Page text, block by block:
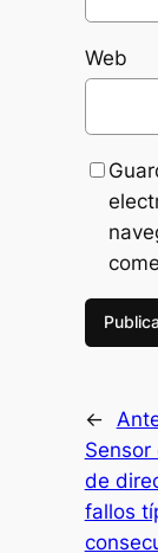
Web
←
Sensor
de
fallos